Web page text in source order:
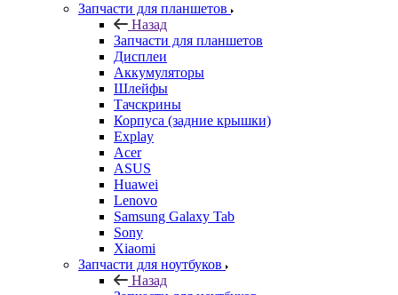
Запчасти для планшетов
Назад
Запчасти для планшетов
Дисплеи
Аккумуляторы
Шлейфы
Тачскрины
Корпуса (задние крышки)
Explay
Acer
ASUS
Huawei
Lenovo
Samsung Galaxy Tab
Sony
Xiaomi
Запчасти для ноутбуков
Назад